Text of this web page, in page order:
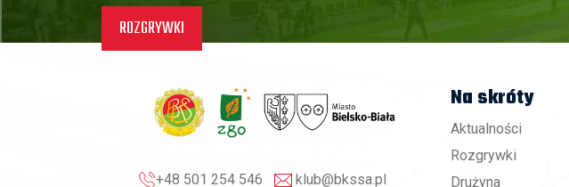
ROZGRYWKI
+48 501 254 546 klub@bkssa.pl
Na skróty
Aktualności
Rozgrywki
Drużyna